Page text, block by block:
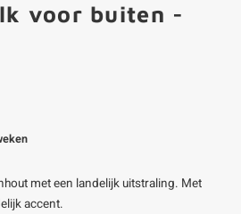
poten & onderstellen
voor buiten -
met een landelijk uitstraling. Met
accent.